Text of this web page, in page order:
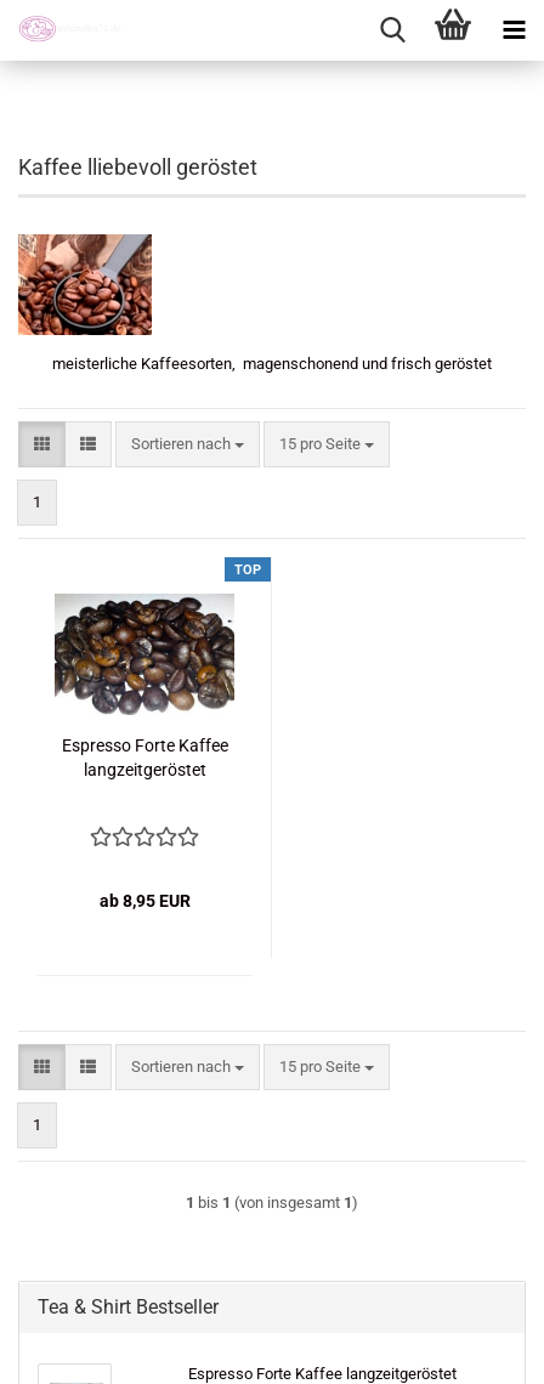
Kaffee lliebevoll geröstet
meisterliche Kaffeesorten, magenschonend und frisch geröstet
Sortieren nach
Sortieren nach 15 pro Seite
pro Seite
1
TOP
Espresso Forte Kaffee
langzeitgeröstet
ab 8,95 EUR
Sortieren nach
Sortieren nach 15 pro Seite
pro Seite
1
1 bis 1 (von insgesamt 1)
Tea & Shirt Bestseller
Espresso Forte Kaffee langzeitgeröstet